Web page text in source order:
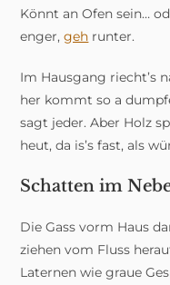
Könnt an Ofen sein…
enger,geh runter.
Im Hausgang riecht’s
her kommt so a
sagt jeder. Aber Holz
heut, da is’s fast, als
Schatten im
Die Gass vorm Haus
ziehen vom Fluss
Laternen wie graue